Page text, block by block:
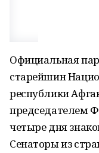
Официальная
старейшин
республики
председателем
четыре дня
Сенаторы из